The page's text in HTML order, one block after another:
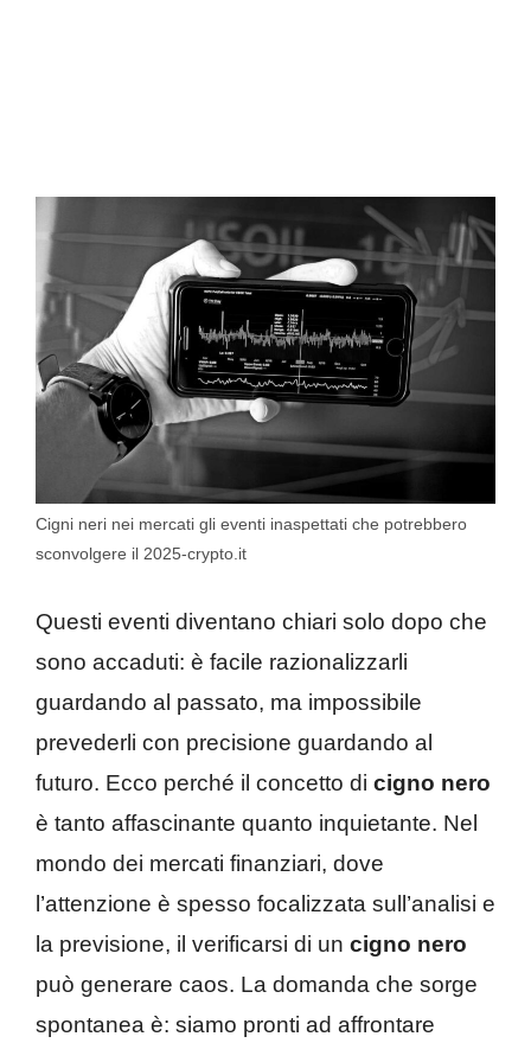
Cigni neri nei mercati gli eventi inaspettati che potrebbero
sconvolgere il 2025-crypto.it
Questi eventi diventano chiari solo dopo che
sono accaduti: è facile razionalizzarli
guardando al passato, ma impossibile
prevederli con precisione guardando al
futuro. Ecco perché il concetto di cigno nero
è tanto affascinante quanto inquietante. Nel
mondo dei mercati finanziari, dove
l’attenzione è spesso focalizzata sull’analisi e
la previsione, il verificarsi di un cigno nero
può generare caos. La domanda che sorge
spontanea è: siamo pronti ad affrontare